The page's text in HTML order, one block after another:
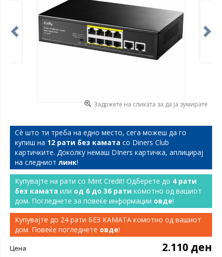
Задржете на сликата за да ја зумирате
Сѐ што ти треба на едно место, сега можеш да го
купиш на 12 рати без камата со Diners Club
картичките. Доколку немаш DIners картичка, аплицирај
на следниот линк!
Купувајте на рати со Mint Credit! Одберете до 4 рати
без камата или од 6 до 36 рати комотно од вашиот
дом. Погледнете за повеќе информации овде!
Купувајте до 24 рати БЕЗ КАМАТА комотно од вашиот
дом. Повеќе погледнете овде!
Цена 2.110 ден